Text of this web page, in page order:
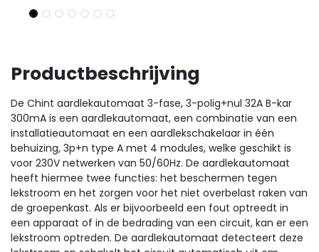
Productbeschrijving
De Chint aardlekautomaat 3-fase, 3-polig+nul 32A B-kar
300mA is een aardlekautomaat, een combinatie van een
installatieautomaat en een aardlekschakelaar in één
behuizing, 3p+n type A met 4 modules, welke geschikt is
voor 230V netwerken van 50/60Hz. De aardlekautomaat
heeft hiermee twee functies: het beschermen tegen
lekstroom en het zorgen voor het niet overbelast raken van
de groepenkast. Als er bijvoorbeeld een fout optreedt in
een apparaat of in de bedrading van een circuit, kan er een
lekstroom optreden. De aardlekautomaat detecteert deze